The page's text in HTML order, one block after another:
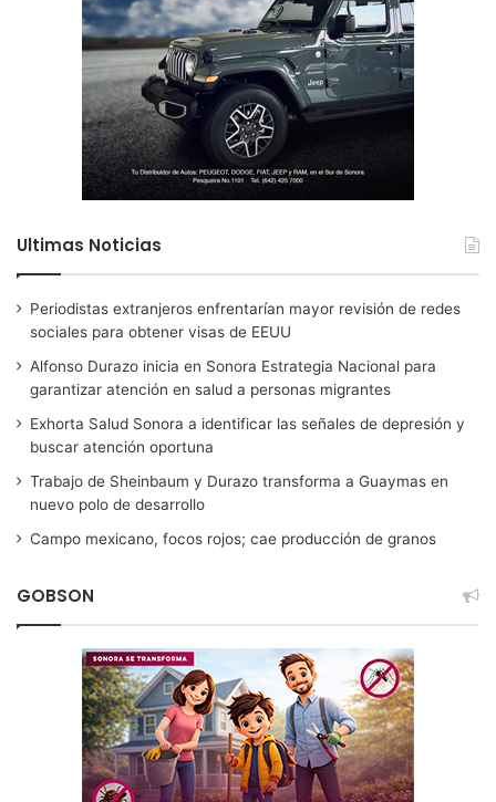
Ultimas Noticias
Periodistas extranjeros enfrentarían mayor revisión de redes
sociales para obtener visas de EEUU
Alfonso Durazo inicia en Sonora Estrategia Nacional para
garantizar atención en salud a personas migrantes
Exhorta Salud Sonora a identificar las señales de depresión y
buscar atención oportuna
Trabajo de Sheinbaum y Durazo transforma a Guaymas en
nuevo polo de desarrollo
Campo mexicano, focos rojos; cae producción de granos
GOBSON